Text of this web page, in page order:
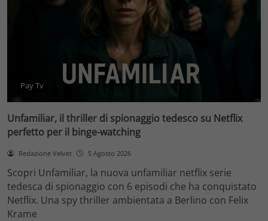
Pay Tv
Unfamiliar, il thriller di spionaggio tedesco su Netflix
perfetto per il binge-watching
Redazione Velvet 5 Agosto 2026
Scopri Unfamiliar, la nuova unfamiliar netflix serie
tedesca di spionaggio con 6 episodi che ha conquistato
Netflix. Una spy thriller ambientata a Berlino con Felix
Krame